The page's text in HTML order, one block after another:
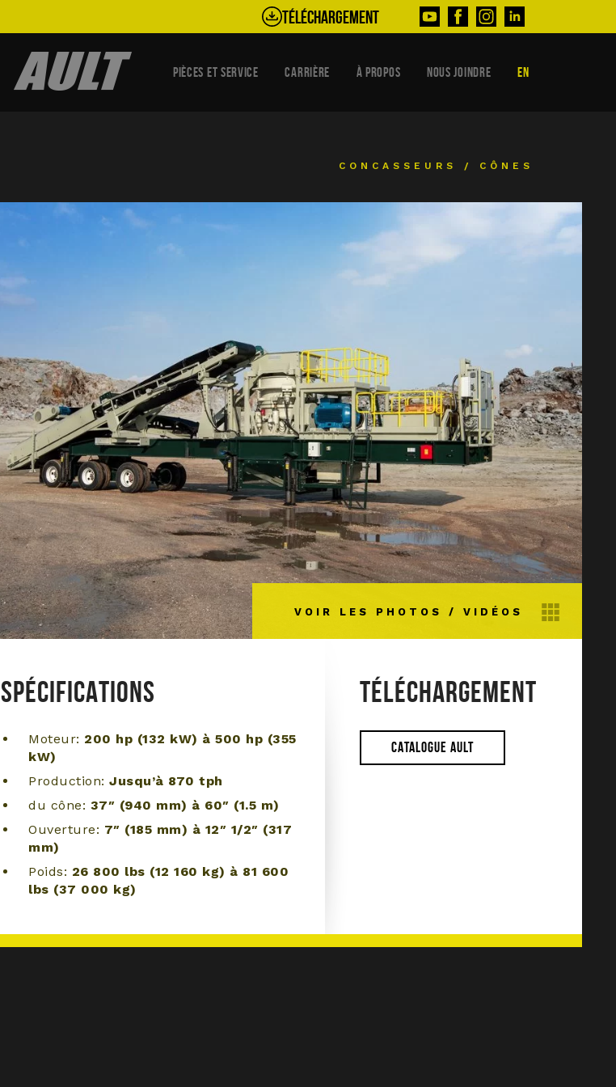
Téléchargement
PIÈCES ET SERVICE CARRIÈRE À PROPOS NOUS JOINDRE EN
CONCASSEURS / CÔNES
VOIR LES PHOTOS / VIDÉOS
SPÉCIFICATIONS
Moteur: 200 hp (132 kW) à 500 hp (355
kW)
Production:Jusqu’à 870 tph
du cône: 37″ (940 mm) à 60″ (1.5 m)
Ouverture: 7″ (185 mm) à 12″ 1/2″ (317
mm)
Poids: 26 800 lbs (12 160 kg) à 81 600
lbs (37 000 kg)
TÉLÉCHARGEMENT
CATALOGUE AULT